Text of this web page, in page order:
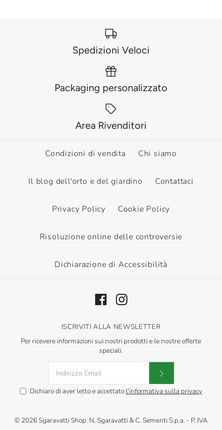
Spedizioni Veloci
Packaging personalizzato
Area Rivenditori
Condizioni di vendita Chi siamo
Il blog dell'orto e del giardino Contattaci
Privacy Policy Cookie Policy
Risoluzione online delle controversie
Dichiarazione di Accessibilità
ISCRIVITI ALLA NEWSLETTER
Per ricevere informazioni sui nostri prodotti e le nostre offerte
speciali.
Dichiaro di aver letto e accettato l'informativa sulla privacy
© 2026Sgaravatti Shop. N. Sgaravatti & C. Sementi S.p.a. - P. IVA